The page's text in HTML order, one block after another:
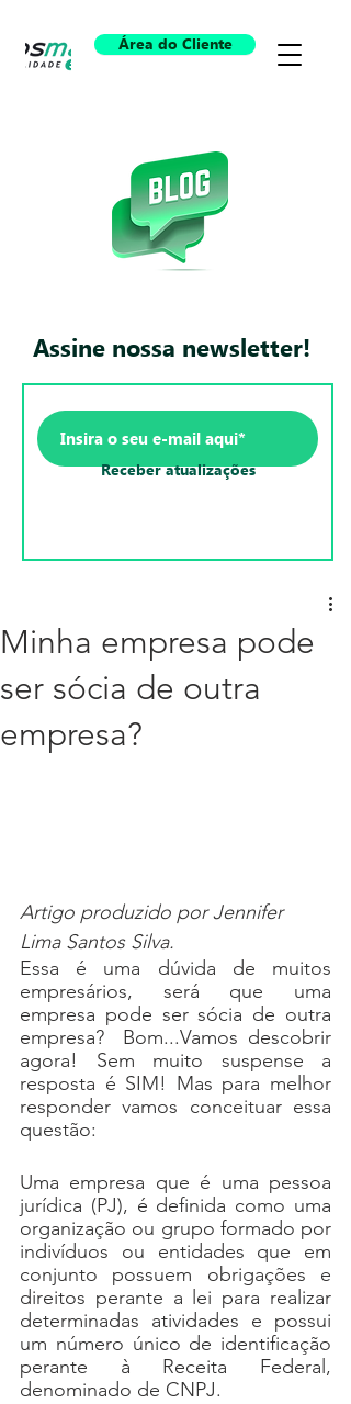
Área do Cliente
Assine nossa newsletter!
Receber atualizações
Minha empresa pode
ser sócia de outra
empresa?
Artigo produzido por Jennifer
Lima Santos Silva.
Essa é uma dúvida de muitos
empresários, será que uma
empresa pode ser sócia de outra
empresa?  Bom...Vamos descobrir
agora! Sem muito suspense a
resposta é SIM! Mas para melhor
responder vamos conceituar essa
questão:
Uma empresa que é uma pessoa
jurídica (PJ), é definida como uma
organização ou grupo formado por
indivíduos ou entidades que em
conjunto possuem obrigações e
direitos perante a lei para realizar
determinadas atividades e possui
um número único de identificação
perante à Receita Federal,
denominado de CNPJ.